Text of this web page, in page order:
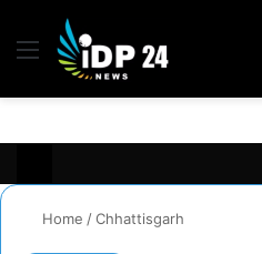
Menu
Home /Chhattisgarh